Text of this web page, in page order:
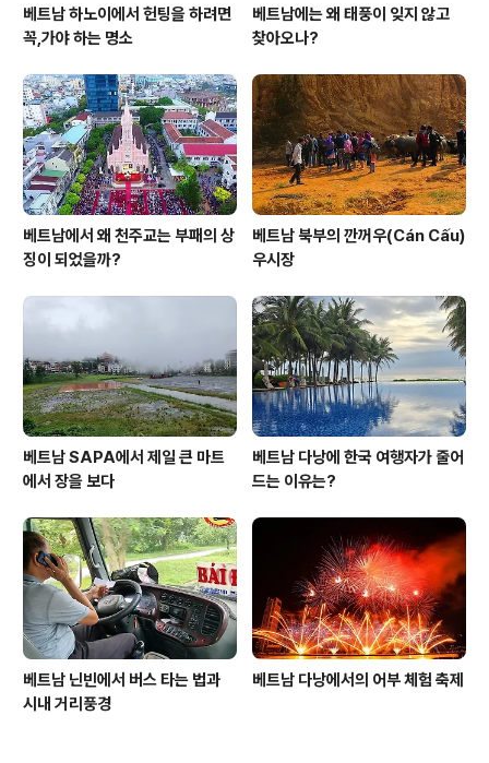
베트남 하노이에서 헌팅을 하려면
꼭,가야 하는 명소
베트남에는 왜 태풍이 잊지 않고
찾아오나?
베트남에서 왜 천주교는 부패의 상
징이 되었을까?
베트남 북부의 깐꺼우(Cán Cấu)
우시장
베트남 SAPA에서 제일 큰 마트
에서 장을 보다
베트남 다낭에 한국 여행자가 줄어
드는 이유는?
베트남 닌빈에서 버스 타는 법과
시내 거리풍경
베트남 다낭에서의 어부 체험 축제